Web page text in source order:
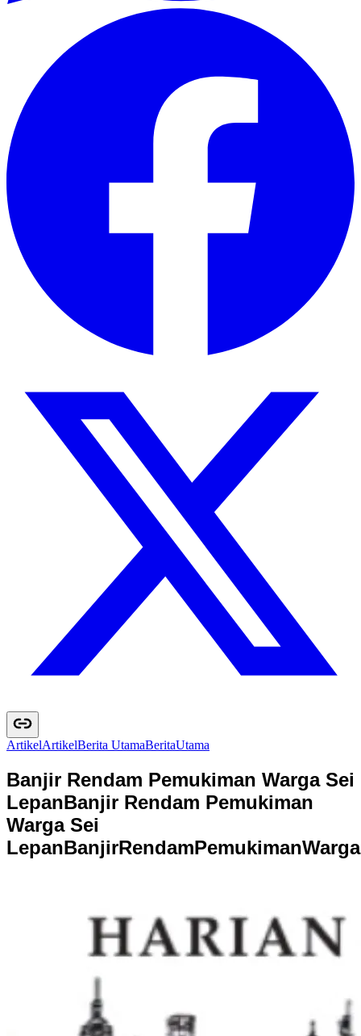
ArtikelArtikelBerita UtamaBeritaUtama
Banjir Rendam Pemukiman Warga Sei
LepanBanjir Rendam Pemukiman
Warga Sei
LepanBanjirRendamPemukimanWarga